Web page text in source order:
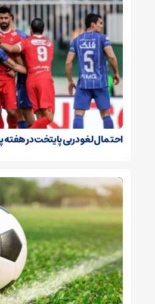
احتمال لغو دربی پایتخت در هفته